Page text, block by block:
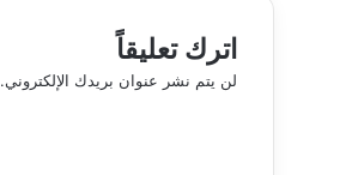
اترك تعليقاً
لن يتم نشر عنوان بريدك الإلكتروني.